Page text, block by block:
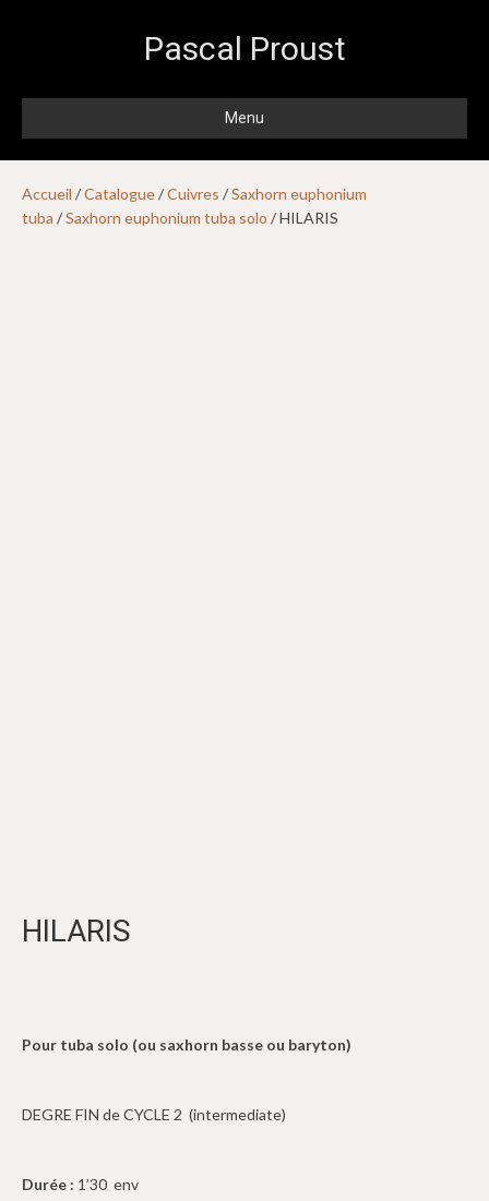
Pascal Proust
Menu
Accueil /Catalogue/Cuivres /Saxhorn euphonium
tuba /Saxhorn euphonium tuba solo / HILARIS
HILARIS
Pour tuba solo (ou saxhorn basse ou baryton)
DEGRE FIN de CYCLE 2 (intermediate)
Durée : 1’30 env